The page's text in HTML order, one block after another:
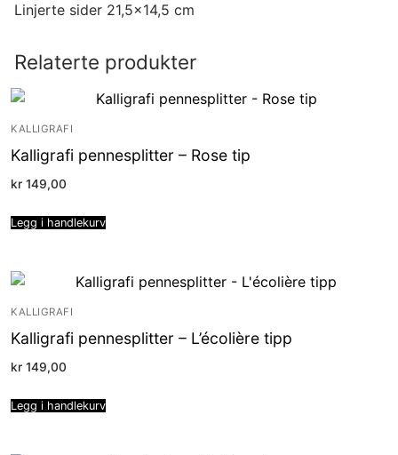
Linjerte sider 21,5×14,5 cm
Relaterte produkter
KALLIGRAFI
Kalligrafi pennesplitter – Rose tip
kr 149,00
Legg i handlekurv
KALLIGRAFI
Kalligrafi pennesplitter – L’écolière tipp
kr 149,00
Legg i handlekurv